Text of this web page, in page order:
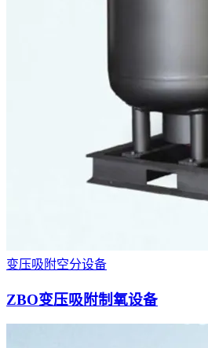
变压吸附空分设备
ZBO变压吸附制氧设备